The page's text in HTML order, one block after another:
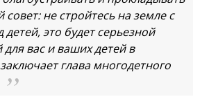
совет: не стройтесь на земле с
это будет серьезной
вас и ваших детей в
глава многодетного